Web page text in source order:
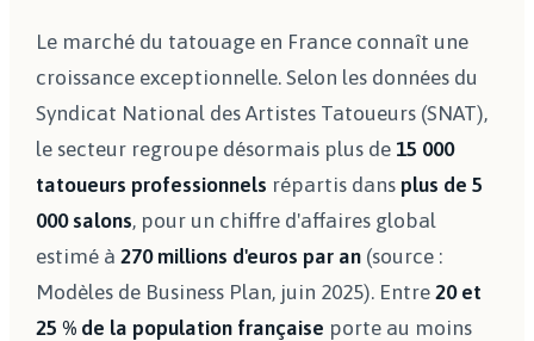
Le marché du tatouage en France connaît une
croissance exceptionnelle. Selon les données du
Syndicat National des Artistes Tatoueurs (SNAT),
le secteur regroupe désormais plus de 15 000
tatoueurs professionnels répartis dans plus de 5
000 salons, pour un chiffre d'affaires global
estimé à 270 millions d'euros par an (source :
Modèles de Business Plan, juin 2025). Entre 20 et
25 % de la population française porte au moins